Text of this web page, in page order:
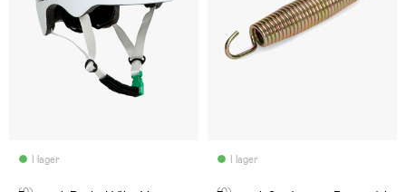
I lager I lager